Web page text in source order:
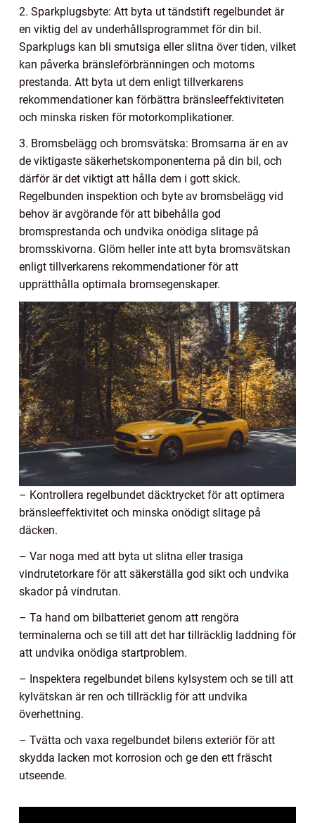
2. Sparkplugsbyte: Att byta ut tändstift regelbundet är
en viktig del av underhållsprogrammet för din bil.
Sparkplugs kan bli smutsiga eller slitna över tiden, vilket
kan påverka bränsleförbränningen och motorns
prestanda. Att byta ut dem enligt tillverkarens
rekommendationer kan förbättra bränsleeffektiviteten
och minska risken för motorkomplikationer.
3. Bromsbelägg och bromsvätska: Bromsarna är en av
de viktigaste säkerhetskomponenterna på din bil, och
därför är det viktigt att hålla dem i gott skick.
Regelbunden inspektion och byte av bromsbelägg vid
behov är avgörande för att bibehålla god
bromsprestanda och undvika onödiga slitage på
bromsskivorna. Glöm heller inte att byta bromsvätskan
enligt tillverkarens rekommendationer för att
upprätthålla optimala bromsegenskaper.
– Kontrollera regelbundet däcktrycket för att optimera
bränsleeffektivitet och minska onödigt slitage på
däcken.
– Var noga med att byta ut slitna eller trasiga
vindrutetorkare för att säkerställa god sikt och undvika
skador på vindrutan.
– Ta hand om bilbatteriet genom att rengöra
terminalerna och se till att det har tillräcklig laddning för
att undvika onödiga startproblem.
– Inspektera regelbundet bilens kylsystem och se till att
kylvätskan är ren och tillräcklig för att undvika
överhettning.
– Tvätta och vaxa regelbundet bilens exteriör för att
skydda lacken mot korrosion och ge den ett fräscht
utseende.